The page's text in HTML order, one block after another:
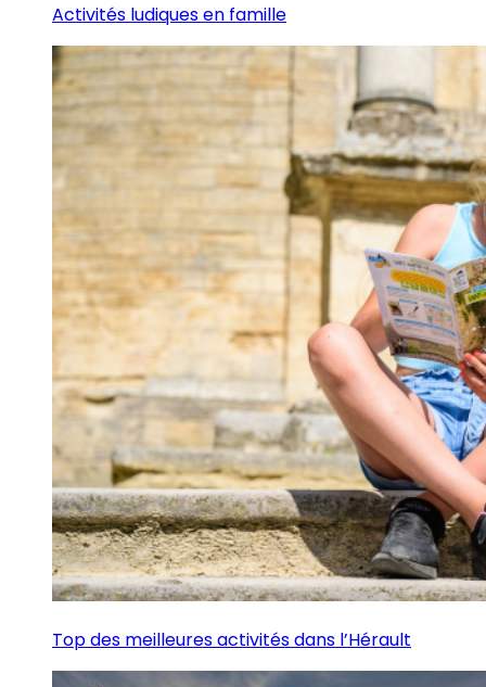
Activités ludiques en famille
Top des meilleures activités dans l’Hérault